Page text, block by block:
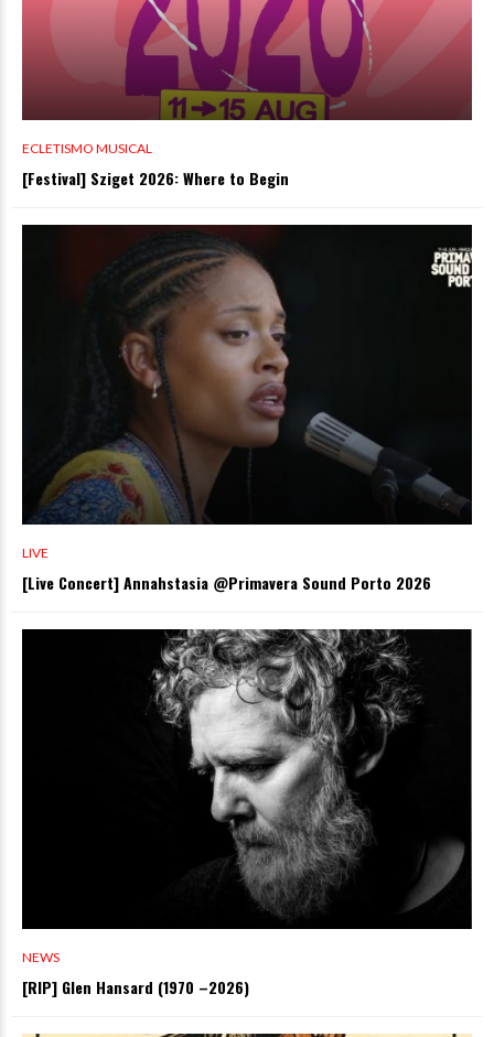
ECLETISMO MUSICAL
[Festival] Sziget 2026: Where to Begin
LIVE
[Live Concert] Annahstasia @Primavera Sound Porto 2026
NEWS
[RIP] Glen Hansard (1970 –2026)